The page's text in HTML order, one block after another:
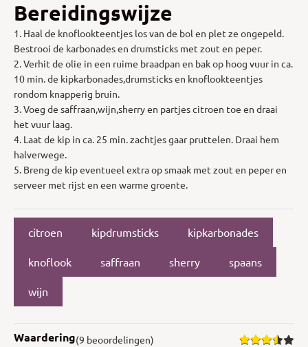
Bereidingswijze
1. Haal de knoflookteentjes los van de bol en plet ze ongepeld.
Bestrooi de karbonades en drumsticks met zout en peper.
2. Verhit de olie in een ruime braadpan en bak op hoog vuur in ca.
10 min. de kipkarbonades,drumsticks en knoflookteentjes
rondom knapperig bruin.
3. Voeg de saffraan,wijn,sherry en partjes citroen toe en draai
het vuur laag.
4. Laat de kip in ca. 25 min. zachtjes gaar pruttelen. Draai hem
halverwege.
5. Breng de kip eventueel extra op smaak met zout en peper en
serveer met rijst en een warme groente.
citroen kipdrumsticks kipkarbonades
knoflook saffraan sherry spaans
wijn
Waardering(9 beoordelingen)